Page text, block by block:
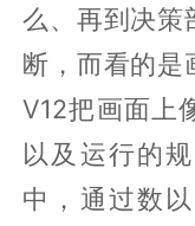
么、再到决策
断，而看的是
V12把画面上
以及运行的
中，通过数